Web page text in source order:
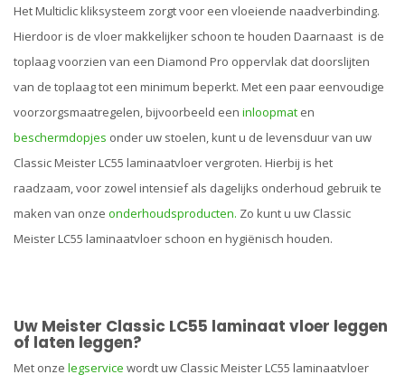
Het Multiclic kliksysteem zorgt voor een vloeiende naadverbinding.
Hierdoor is de vloer makkelijker schoon te houden Daarnaast is de
toplaag voorzien van een Diamond Pro oppervlak dat doorslijten
van de toplaag tot een minimum beperkt. Met een paar eenvoudige
voorzorgsmaatregelen, bijvoorbeeld een inloopmat en
beschermdopjes onder uw stoelen, kunt u de levensduur van uw
Classic Meister LC55 laminaatvloer vergroten. Hierbij is het
raadzaam, voor zowel intensief als dagelijks onderhoud gebruik te
maken van onze onderhoudsproducten. Zo kunt u uw Classic
Meister LC55 laminaatvloer schoon en hygiënisch houden.
Uw Meister Classic LC55 laminaat vloer leggen
of laten leggen?
Met onze legservice wordt uw Classic Meister LC55 laminaatvloer